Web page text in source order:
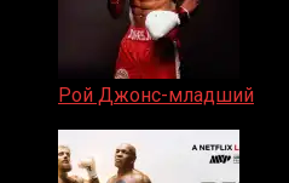
Рой Джонс-младший